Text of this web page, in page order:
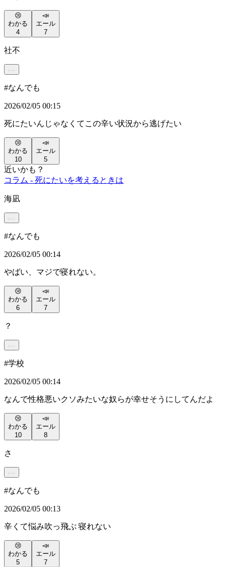
😢
わかる
4
📣
エール
7
社不
#なんでも
2026/02/05 00:15
死にたいんじゃなくてこの辛い状況から逃げたい
😢
わかる
10
📣
エール
5
近いかも？
コラム - 死にたいを考えるときは
海凪
#なんでも
2026/02/05 00:14
やばい、マジで寝れない。
😢
わかる
6
📣
エール
7
？
#学校
2026/02/05 00:14
なんで性格悪いクソみたいな奴らが幸せそうにしてんだよ
😢
わかる
10
📣
エール
8
さ
#なんでも
2026/02/05 00:13
辛くて悩み吹っ飛ぶ 寝れない
😢
わかる
5
📣
エール
7